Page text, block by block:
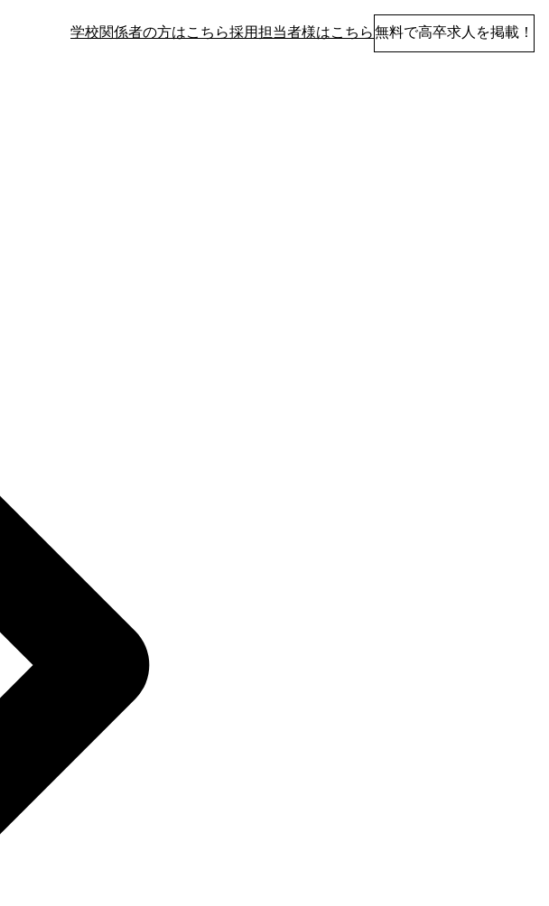
学校関係者の方はこちら採用担当者様はこちら無料で高卒求人を掲載！